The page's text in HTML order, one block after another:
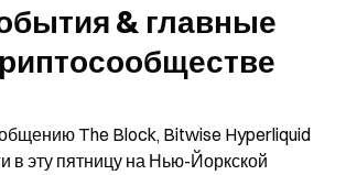
& главные
The Block, Bitwise Hyperliquid
в эту пятницу на Нью-Йоркской